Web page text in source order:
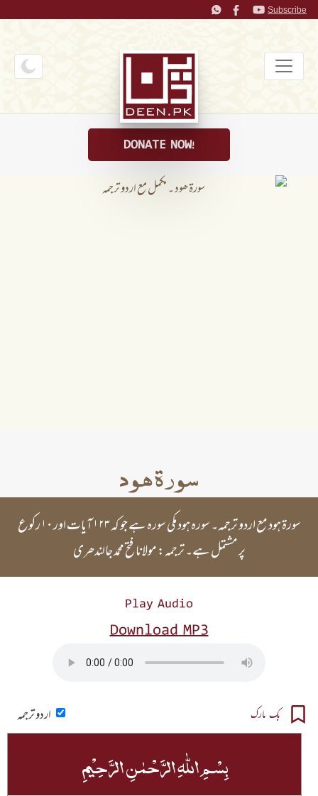
Subscribe
DONATE NOW!
سورۃ ھود
سورۃ ہود مع اردو ترجمہ۔ سورہ ہود مکی سورہ ہے جو کہ ۱۲۳ آیات اور ۱۰ رکوع
پر مشتمل ہے۔ ترجمہ: مولانا فتح محمد جالندھری
Play Audio
Download MP3
بک مارک اردو ترجمہ
بِسۡمِ اللّٰہِ الرَّحۡمٰنِ الرَّحِیۡمِ